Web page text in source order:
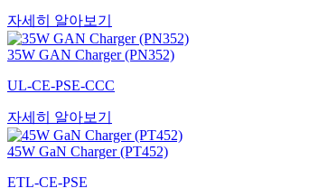
자세히 알아보기
35W GAN Charger (PN352)
UL-CE-PSE-CCC
자세히 알아보기
45W GaN Charger (PT452)
ETL-CE-PSE